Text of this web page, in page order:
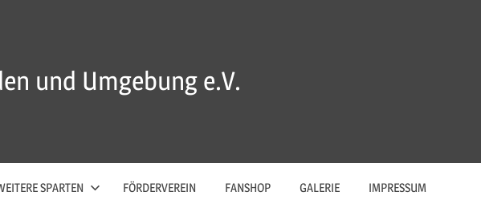
und Umgebung e.V.
SPARTEN FÖRDERVEREIN FANSHOP GALERIE IMPRESSUM